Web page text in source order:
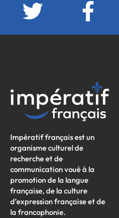
Impératif français est un
organisme culturel de
recherche et de
communication voué à la
promotion de la langue
française, de la culture
d’expression française et de
la francophonie.